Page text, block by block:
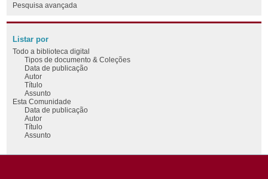
Pesquisa avançada
Listar por
Todo a biblioteca digital
Tipos de documento & Coleções
Data de publicação
Autor
Título
Assunto
Esta Comunidade
Data de publicação
Autor
Título
Assunto